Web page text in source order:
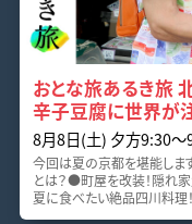
おとな旅あるき旅
辛子豆腐に世界が
8月8日(土) 夕方9:30～
今回は夏の京都を堪能しま
とは？●町屋を改装！隠れ
夏に食べたい絶品四川料理！